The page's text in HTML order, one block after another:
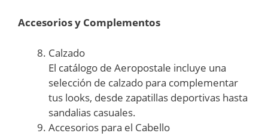
Accesorios y Complementos
Calzado
El catálogo de Aeropostale incluye una
selección de calzado para complementar
tus looks, desde zapatillas deportivas hasta
sandalias casuales.
Accesorios para el Cabello